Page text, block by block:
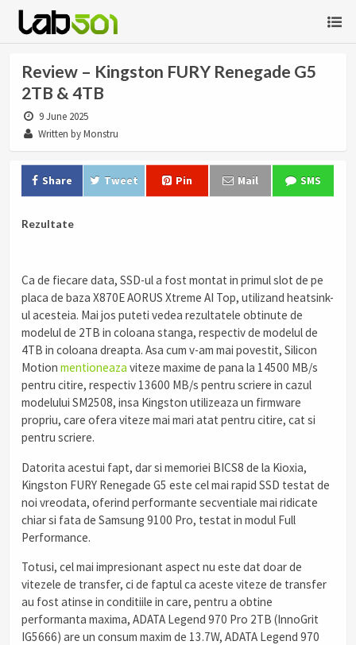
Review – Kingston FURY Renegade G5
2TB & 4TB
9 June 2025
Written by Monstru
Share Tweet Pin Mail SMS
Rezultate
Ca de fiecare data, SSD-ul a fost montat in primul slot de pe
placa de baza X870E AORUS Xtreme AI Top, utilizand heatsink-
ul acesteia. Mai jos puteti vedea rezultatele obtinute de
modelul de 2TB in coloana stanga, respectiv de modelul de
4TB in coloana dreapta. Asa cum v-am mai povestit, Silicon
Motion mentioneaza viteze maxime de pana la 14500 MB/s
pentru citire, respectiv 13600 MB/s pentru scriere in cazul
modelului SM2508, insa Kingston utilizeaza un firmware
propriu, care ofera viteze mai mari atat pentru citire, cat si
pentru scriere.
Datorita acestui fapt, dar si memoriei BICS8 de la Kioxia,
Kingston FURY Renegade G5 este cel mai rapid SSD testat de
noi vreodata, oferind performante secventiale mai ridicate
chiar si fata de Samsung 9100 Pro, testat in modul Full
Performance.
Totusi, cel mai impresionant aspect nu este dat doar de
vitezele de transfer, ci de faptul ca aceste viteze de transfer
au fost atinse in conditiile in care, pentru a obtine
performanta maxima, ADATA Legend 970 Pro 2TB (InnoGrit
IG5666) are un consum maxim de 13.7W, ADATA Legend 970